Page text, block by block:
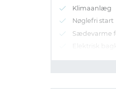
Nam ne
adipiscing.
Klimaanlæg
Nøglefri start
Sædevarme
Elektrisk